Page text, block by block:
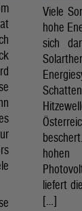
Viele
hohe
sich
liefert
[…]